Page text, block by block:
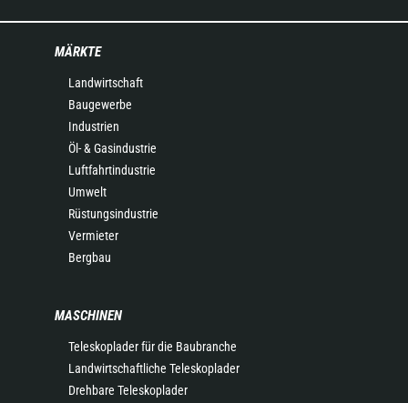
MÄRKTE
Landwirtschaft
Baugewerbe
Industrien
Öl- & Gasindustrie
Luftfahrtindustrie
Umwelt
Rüstungsindustrie
Vermieter
Bergbau
MASCHINEN
Teleskoplader für die Baubranche
Landwirtschaftliche Teleskoplader
Drehbare Teleskoplader